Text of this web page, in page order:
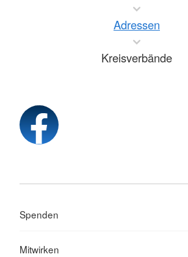
Adressen
Kreisverbände
Spenden
Mitwirken